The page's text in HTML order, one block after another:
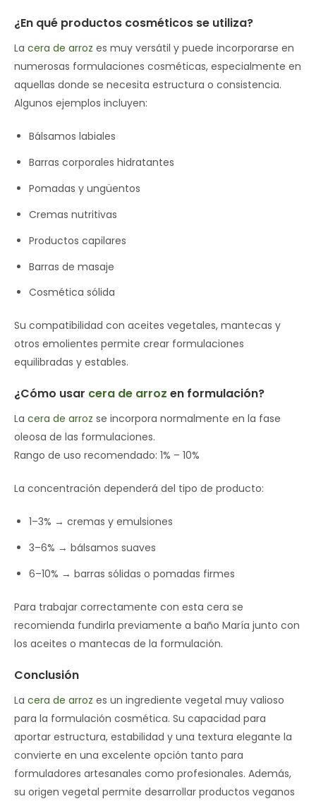
¿En qué productos cosméticos se utiliza?
La cera de arroz es muy versátil y puede incorporarse en
numerosas formulaciones cosméticas, especialmente en
aquellas donde se necesita estructura o consistencia.
Algunos ejemplos incluyen:
Bálsamos labiales
Barras corporales hidratantes
Pomadas y ungüentos
Cremas nutritivas
Productos capilares
Barras de masaje
Cosmética sólida
Su compatibilidad con aceites vegetales, mantecas y
otros emolientes permite crear formulaciones
equilibradas y estables.
¿Cómo usar cera de arroz en formulación?
La cera de arroz se incorpora normalmente en la fase
oleosa de las formulaciones.
Rango de uso recomendado: 1% – 10%
La concentración dependerá del tipo de producto:
1–3% → cremas y emulsiones
3–6% → bálsamos suaves
6–10% → barras sólidas o pomadas firmes
Para trabajar correctamente con esta cera se
recomienda fundirla previamente a baño María junto con
los aceites o mantecas de la formulación.
Conclusión
La cera de arroz es un ingrediente vegetal muy valioso
para la formulación cosmética. Su capacidad para
aportar estructura, estabilidad y una textura elegante la
convierte en una excelente opción tanto para
formuladores artesanales como profesionales. Además,
su origen vegetal permite desarrollar productos veganos